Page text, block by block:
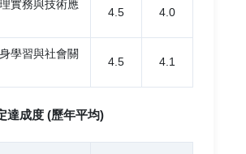
實務與技術應
4.5 4.0
學習與社會關
4.5 4.1
達成度 (歷年平均)